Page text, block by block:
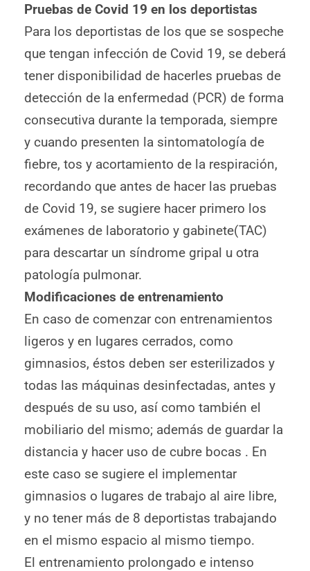
Pruebas de Covid 19 en los deportistas
Para los deportistas de los que se sospeche
que tengan infección de Covid 19, se deberá
tener disponibilidad de hacerles pruebas de
detección de la enfermedad (PCR) de forma
consecutiva durante la temporada, siempre
y cuando presenten la sintomatología de
fiebre, tos y acortamiento de la respiración,
recordando que antes de hacer las pruebas
de Covid 19, se sugiere hacer primero los
exámenes de laboratorio y gabinete(TAC)
para descartar un síndrome gripal u otra
patología pulmonar.
Modificaciones de entrenamiento
En caso de comenzar con entrenamientos
ligeros y en lugares cerrados, como
gimnasios, éstos deben ser esterilizados y
todas las máquinas desinfectadas, antes y
después de su uso, así como también el
mobiliario del mismo; además de guardar la
distancia y hacer uso de cubre bocas . En
este caso se sugiere el implementar
gimnasios o lugares de trabajo al aire libre,
y no tener más de 8 deportistas trabajando
en el mismo espacio al mismo tiempo.
El entrenamiento prolongado e intenso